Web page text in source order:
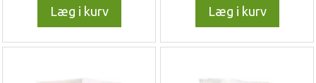
Læg i kurv Læg i kurv